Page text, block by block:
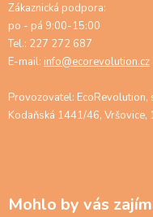
Zákaznická podpora:
po - pá 9:00-15:00
Tel.: 227 272 687
E-mail: info@ecorevolution.cz
Provozovatel: EcoRevolution,
Kodaňská 1441/46, Vršovice,
Mohlo by vás